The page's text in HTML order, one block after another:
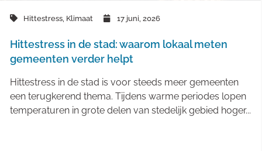
Hittestress, Klimaat 17 juni, 2026
Hittestress in de stad: waarom lokaal meten
gemeenten verder helpt
Hittestress in de stad is voor steeds meer gemeenten
een terugkerend thema. Tijdens warme periodes lopen
temperaturen in grote delen van stedelijk gebied hoger...